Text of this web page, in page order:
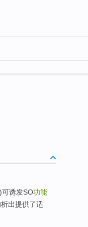
可诱发SO功能
出提供了适